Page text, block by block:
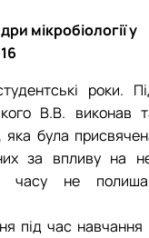
мікробіології у
роки.
В.В. виконав
яка була
за впливу на
часу не
під час навчання